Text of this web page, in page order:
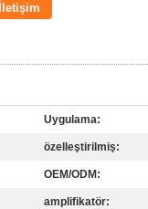
İletişim
Uygulama:
özelleştirilmiş:
OEM/ODM:
amplifikatör: